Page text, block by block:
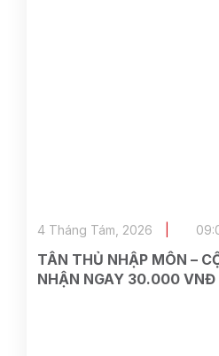
TÂN THỦ NHẬP MÔN –
NHẬN NGAY 30.000 VNĐ
4 Tháng Tám, 2026